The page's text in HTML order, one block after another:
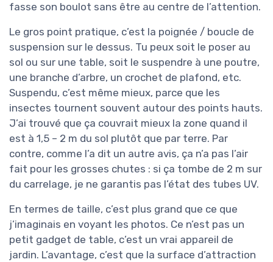
fasse son boulot sans être au centre de l’attention.
Le gros point pratique, c’est la poignée / boucle de
suspension sur le dessus. Tu peux soit le poser au
sol ou sur une table, soit le suspendre à une poutre,
une branche d’arbre, un crochet de plafond, etc.
Suspendu, c’est même mieux, parce que les
insectes tournent souvent autour des points hauts.
J’ai trouvé que ça couvrait mieux la zone quand il
est à 1,5 – 2 m du sol plutôt que par terre. Par
contre, comme l’a dit un autre avis, ça n’a pas l’air
fait pour les grosses chutes : si ça tombe de 2 m sur
du carrelage, je ne garantis pas l’état des tubes UV.
En termes de taille, c’est plus grand que ce que
j’imaginais en voyant les photos. Ce n’est pas un
petit gadget de table, c’est un vrai appareil de
jardin. L’avantage, c’est que la surface d’attraction